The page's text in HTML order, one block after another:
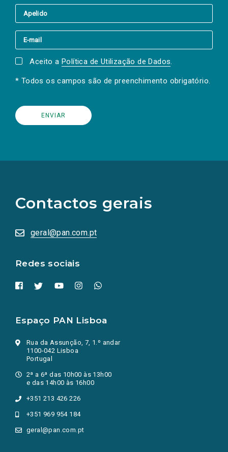
Aceito a Política de Utilização de Dados.
* Todos os campos são de preenchimento obrigatório.
Contactos gerais
geral@pan.com.pt
Redes sociais
redes
sociais
numa
nova
Espaço PAN Lisboa
Rua da Assunção, 7, 1.º andar
1100-042 Lisboa
Portugal
2ª a 6ª das 10h00 às 13h00
e das 14h00 às 16h00
+351 213 426 226
+351 969 954 184
geral@pan.com.pt